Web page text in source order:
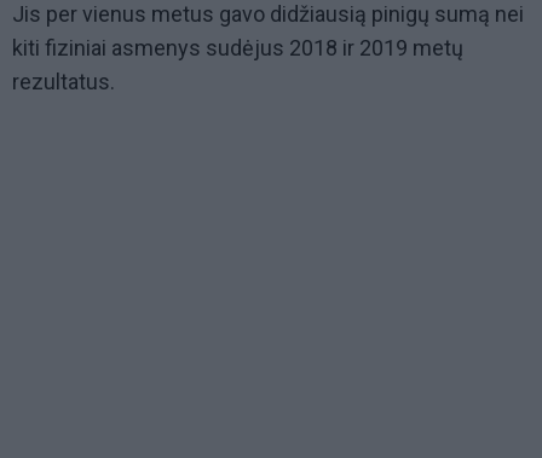
Jis per vienus metus gavo didžiausią pinigų sumą nei
kiti fiziniai asmenys sudėjus 2018 ir 2019 metų
rezultatus.